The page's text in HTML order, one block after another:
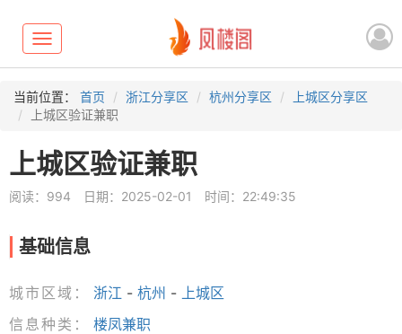
Toggle
navigation
当前位置： 首页 浙江分享区 杭州分享区
上城区分享区
上城区验证兼职
上城区验证兼职
阅读：994 日期：2025-02-01 时间：22:49:35
基础信息
城市区域： 浙江 - 杭州 - 上城区
信息种类：
楼凤兼职